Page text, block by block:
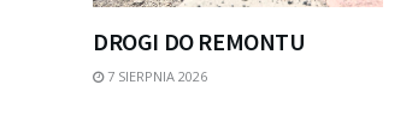
DROGI DO REMONTU
7 SIERPNIA 2026